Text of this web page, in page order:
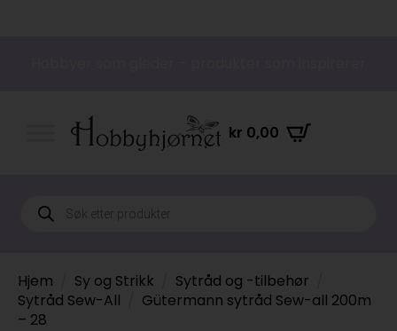
kr 0,00
Products
search
Hjem Sy og Strikk
Sytråd og -tilbehør
Sytråd Sew-All
Gütermann sytråd Sew-all 200m
– 28